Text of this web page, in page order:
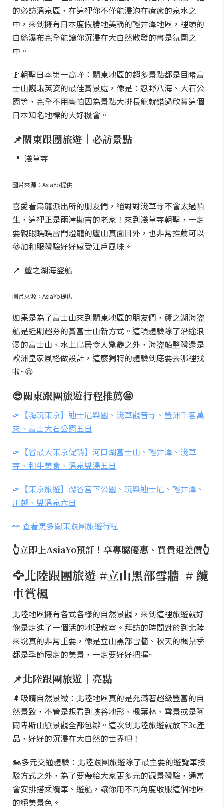
的必訪溫泉區，在這裡你不僅能浸泡在療癒的泉水之
中，來到擁有日本度假勝地美稱的輕井澤地區，裡頭的
白絲瀑布完全能讓你沉浸在大自然散發的書是氛圍之
中。
🚩朝聖日本第一高峰：關東地區的超多景點都是目睹富
士山巍峨英姿的最佳賞景處，像是：忍野八海、大石公
園等，完全不用害怕因為景點大排長龍就錯過欣賞這個
日本知名地標的大好機會。
📌關東跟團旅遊｜必訪景點
📍 淺草寺
圖片來源：AsiaYo提供
喜愛看烏龍派出所的朋友們，絕對對淺草寺不會太過陌
生，這裡正是兩津勘吉的老家！來到淺草寺朝聖，一定
要親眼瞧瞧雷門燈籠的廬山真面目外，也非常推薦可以
參加和服體驗好好感受江戶風味。
📍 蘆之湖海盜船
圖片來源：AsiaYo提供
如果是為了富士山來到關東地區的朋友們，蘆之湖海盜
船是近期超夯的賞富士山新方式。這項體驗除了沿途浪
漫的富士山、水上鳥居令人驚艷之外，海盜船整體還是
歐洲皇家風格做設計，這麼獨特的體驗到底要去哪裡找
啦~😆
😎關東跟團旅遊行程推薦🤩
🛫【嗨玩東京】迪士尼樂園、淺草觀音寺、豐洲千客萬
來、富士大石公園五日
🛫【省最大東京促銷】河口湖富士山、輕井澤、淺草
寺、和牛美食、溫泉雙湯五日
🛫【東京旅遊】澀谷宮下公園、玩樂迪士尼、輕井澤、
川越、雙溫泉六日
👀 查看更多關東跟團旅遊行程
👆立即上AsiaYo預訂！享專屬優惠、買貴退差價👆
🦅北陸跟團旅遊 #立山黑部雪牆 # 纜
車賞楓
北陸地區擁有各式各樣的自然景觀，來到這裡旅遊就好
像是走進了一個活的地理教室。拜訪的時間對於到北陸
來說真的非常重要，像是立山黑部雪牆、秋天的楓葉季
都是季節限定的美景，一定要好好把握~
📌北陸跟團旅遊｜亮點
🌲吸睛自然景緻：北陸地區真的是充滿著超級豐富的自
然景致，不管是想看到峽谷地形、楓葉林、雪景或是阿
爾卑斯山脈景觀全都包辦。這次到北陸旅遊就放下3c產
品，好好的沉浸在大自然的世界吧！
🏍多元交通體驗：北陸跟團旅遊除了最主要的遊覽車接
駁方式之外，為了要帶給大家更多元的觀景體驗，通常
會安排搭乘纜車、遊船，讓你用不同角度收服這個地區
的絕美景色。